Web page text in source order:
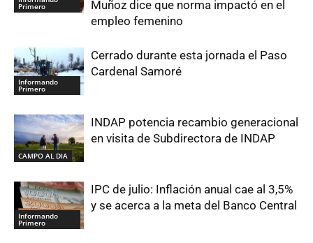
Primero
Muñoz dice que norma impactó en el
empleo femenino
Informando
Primero
Cerrado durante esta jornada el Paso
Cardenal Samoré
CAMPO AL DIA
INDAP potencia recambio generacional
en visita de Subdirectora de INDAP
Informando
Primero
IPC de julio: Inflación anual cae al 3,5%
y se acerca a la meta del Banco Central